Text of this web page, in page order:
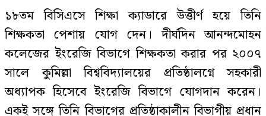
১৮তম বিসিএসে শিক্ষা ক্যাডারে উত্তীর্ণ হয়ে তিনি
শিক্ষকতা পেশায় যোগ দেন। দীর্ঘদিন আনন্দমোহন
কলেজের ইংরেজি বিভাগে শিক্ষকতা করার পর ২০০৭
সালে কুমিল্লা বিশ্ববিদ্যালয়ের প্রতিষ্ঠালগ্নে সহকারী
অধ্যাপক হিসেবে ইংরেজি বিভাগে যোগদান করেন।
একই সঙ্গে তিনি বিভাগের প্রতিষ্ঠাকালীন বিভাগীয় প্রধান